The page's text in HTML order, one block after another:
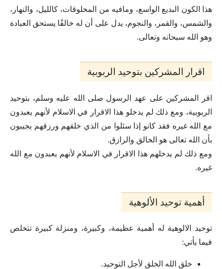
هذا الكون البديع الواسع، ومافيه من المخلوقات، كالليل، والنهار،
والشمس، والقمر، والنجوم، يدل على أن له خالقًا يستحق العبادة
وهو الله سبحانه وتعالى.
اقرار المشركين بتوحيد الربوبية
اقر المشركين على عهد الرسول صلى الله عليه وسلم، بتوحيد
الربوبية، ومع ذلك لم يدخلو هذا الاقرار في الاسلام لأنهم يعبدون
مع الله غيره فقد كانو إذا سئلوا من الذي خلقهم ورزقهم يجيبون
بأن الله تعالى هو الخالق والرازق.
ومع ذلك لم يدخلهم هذا الاقرار في الاسلام لأنهم يعبدون مع الله
غيره.
أهمية توحيد الألوهية
توحيد الالوهية له أهمية عظيمة، وكبيرة، ومنزلة كبيرة تتخلص
فيما يأتي:
خلق الله الخلق لأجل التوحيد.